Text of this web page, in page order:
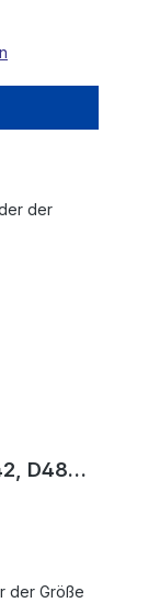
D48
der Größe